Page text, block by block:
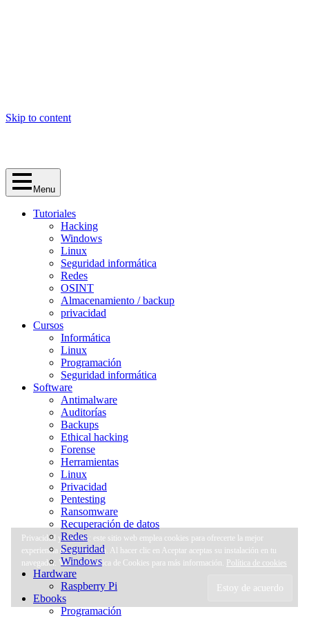
Skip to content
Menu
Tutoriales
Hacking
Windows
Linux
Seguridad informática
Redes
OSINT
Almacenamiento / backup
privacidad
Cursos
Informática
Linux
Programación
Seguridad informática
Software
Antimalware
Auditorías
Backups
Ethical hacking
Forense
Herramientas
Linux
Privacidad
Pentesting
Ransomware
Recuperación de datos
Redes
Seguridad
Windows
Hardware
Raspberry Pi
Ebooks
Programación
Privacidad y cookies: este sitio web emplea cookies para ofrecerte la mejor
experiencia de navegación. Al hacer clic en Aceptar aceptas su instalación en tu
navegador. Visita la Política de Cookies para más información. Política de cookies